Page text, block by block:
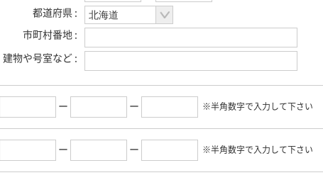
都道府県 :
市町村番地 :
建物や号室など :
ー ー ※半角数字で入力して下さい
ー ー ※半角数字で入力して下さい